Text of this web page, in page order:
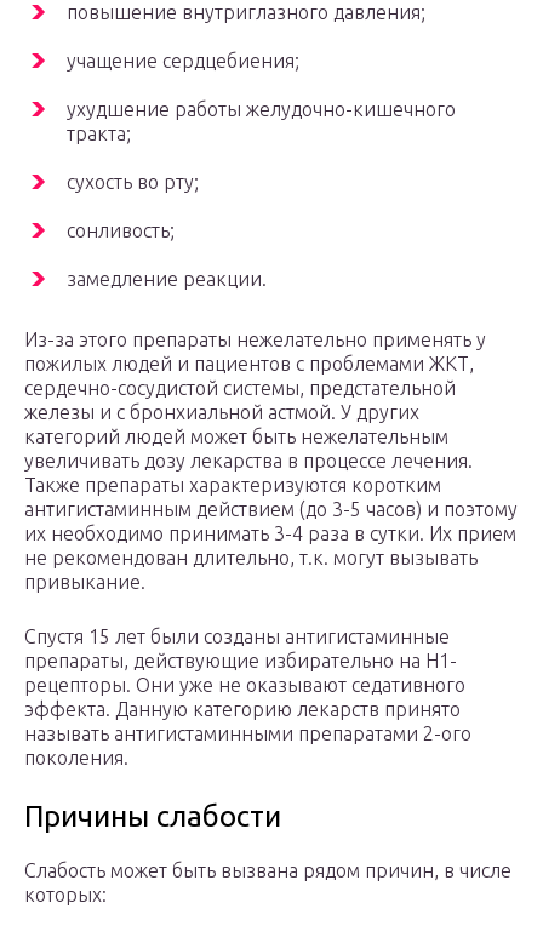
повышение внутриглазного давления;
учащение сердцебиения;
ухудшение работы желудочно-кишечного
тракта;
сухость во рту;
сонливость;
замедление реакции.
Из-за этого препараты нежелательно применять у
пожилых людей и пациентов с проблемами ЖКТ,
сердечно-сосудистой системы, предстательной
железы и с бронхиальной астмой. У других
категорий людей может быть нежелательным
увеличивать дозу лекарства в процессе лечения.
Также препараты характеризуются коротким
антигистаминным действием (до 3-5 часов) и поэтому
их необходимо принимать 3-4 раза в сутки. Их прием
не рекомендован длительно, т.к. могут вызывать
привыкание.
Спустя 15 лет были созданы антигистаминные
препараты, действующие избирательно на Н1-
рецепторы. Они уже не оказывают седативного
эффекта. Данную категорию лекарств принято
называть антигистаминными препаратами 2-ого
поколения.
Причины слабости
Слабость может быть вызвана рядом причин, в числе
которых: